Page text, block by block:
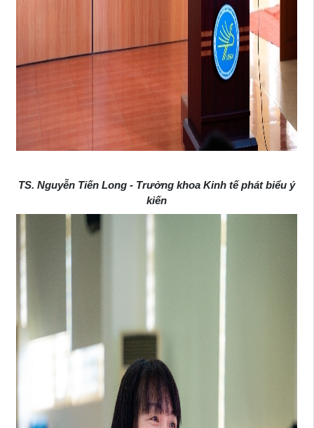
TS. Nguyễn Tiến Long - Trưởng khoa Kinh tế phát biểu ý
kiến